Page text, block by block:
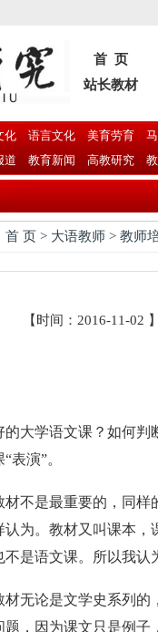
首 页
站长教材
化 语言文化 美育劳育
道 教育新闻 高教研究
页 > 大语教师 > 教师
【时间：2016-11-02
大学语文课？如何判
表演”。
不是最重要的，同样
认为。教材又叫课本，
不是语文课。所以我认
无论是文学史系列的
题，因为课文只是例